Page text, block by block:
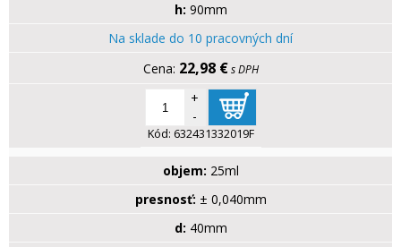
h: 90mm
Na sklade do 10 pracovných dní
22,98 € s DPH
+
-
Kód: 632431332019F
objem: 25ml
presnosť: ± 0,040mm
d: 40mm